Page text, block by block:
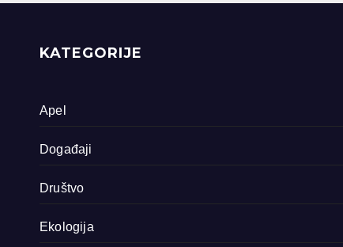
priride koja
države
KATEGORIJE
Apel
Događaji
Društvo
Ekologija